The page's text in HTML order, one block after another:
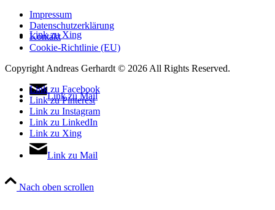
Link zu Xing
Link zu Mail
Impressum
Datenschutzerklärung
Kontakt
Cookie-Richtlinie (EU)
Copyright Andreas Gerhardt © 2026 All Rights Reserved.
Link zu Facebook
Link zu Pinterest
Link zu Instagram
Link zu LinkedIn
Link zu Xing
Link zu Mail
Nach oben scrollen